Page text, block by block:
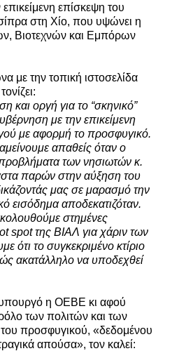
επίσκεψη του
στη Χίο, που υψώνει η
Βιοτεχνών και Εμπόρων
με την τοπική ιστοσελίδα
και οργή για το “σκηνικό”
με την επικείμενη
με αφορμή το προσφυγικό.
απαθείς όταν ο
των νησιωτών κ.
παρών στην αύξηση του
μας σε μαρασμό την
εισόδημα αποδεκατιζόταν.
στημένες
spot της ΒΙΑΛ για χάριν των
ότι το συγκεκριμένο κτίριο
ακατάλληλο να υποδεχθεί
η ΟΕΒΕ κι αφού
των πολιτών και των
του προσφυγικού, «δεδομένου
απούσα», τον καλεί: